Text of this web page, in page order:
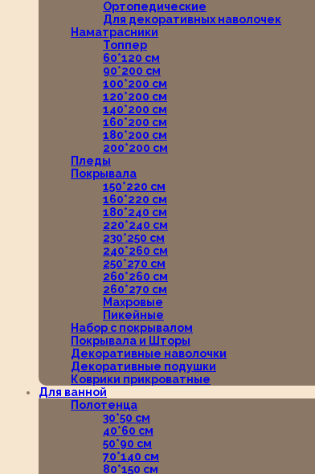
Ортопедические
Для декоративных наволочек
Наматрасники
Топпер
60*120 см
90*200 см
100*200 см
120*200 см
140*200 см
160*200 см
180*200 см
200*200 см
Пледы
Покрывала
150*220 см
160*220 см
180*240 см
220*240 см
230*250 см
240*260 см
250*270 см
260*260 см
260*270 см
Махровые
Пикейные
Набор с покрывалом
Покрывала и Шторы
Декоративные наволочки
Декоративные подушки
Коврики прикроватные
Для ванной
Полотенца
30*50 см
40*60 см
50*90 см
70*140 см
80*150 см